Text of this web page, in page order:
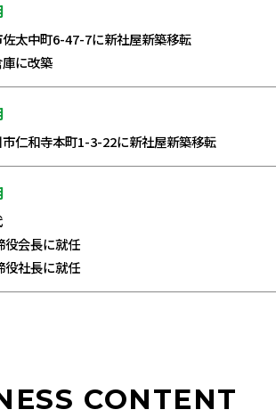
太中町6-47-7に新社屋新築移転
に改築
仁和寺本町1-3-22に新社屋新築移転
会長に就任
社長に就任
CONTENT